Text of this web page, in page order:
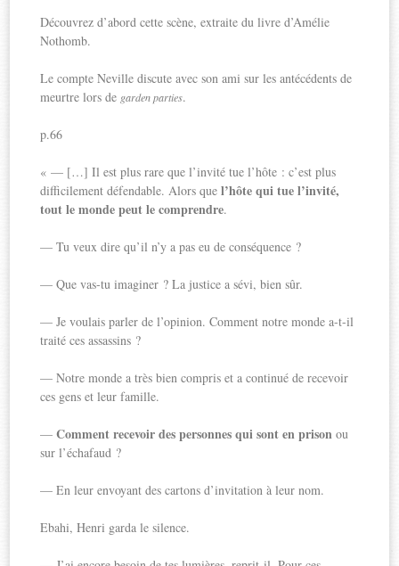
Découvrez d’abord cette scène, extraite du livre d’Amélie
Nothomb.
Le compte Neville discute avec son ami sur les antécédents de
meurtre lors de garden parties.
p.66
« — […] Il est plus rare que l’invité tue l’hôte : c’est plus
difficilement défendable. Alors quel’hôte qui tue l’invité,
tout le monde peut le comprendre.
— Tu veux dire qu’il n’y a pas eu de conséquence ?
— Que vas-tu imaginer ? La justice a sévi, bien sûr.
— Je voulais parler de l’opinion. Comment notre monde a-t-il
traité ces assassins ?
— Notre monde a très bien compris et a continué de recevoir
ces gens et leur famille.
—Comment recevoir des personnes qui sont en prison ou
sur l’échafaud ?
— En leur envoyant des cartons d’invitation à leur nom.
Ebahi, Henri garda le silence.